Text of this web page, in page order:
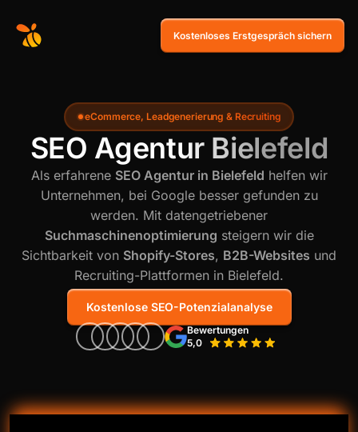
Kostenloses Erstgespräch sichern
eCommerce, Leadgenerierung & Recruiting
SEO Agentur Bielefeld
Als erfahrene SEO Agentur in Bielefeld helfen wir
Unternehmen, bei Google besser gefunden zu
werden. Mit datengetriebener
Suchmaschinenoptimierung steigern wir die
Sichtbarkeit von Shopify-Stores, B2B-Websites und
Recruiting-Plattformen in Bielefeld.
Kostenlose SEO-Potenzialanalyse
Bewertungen
5,0